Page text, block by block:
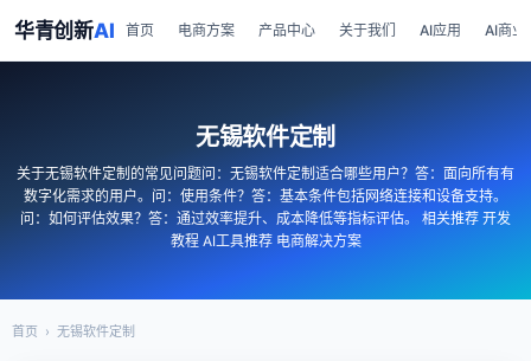
华青创新AI 首页 电商方案 产品中心 关于我们 AI应用 AI商业
无锡软件定制
关于无锡软件定制的常见问题问：无锡软件定制适合哪些用户？答：面向所有有
数字化需求的用户。问：使用条件？答：基本条件包括网络连接和设备支持。
问：如何评估效果？答：通过效率提升、成本降低等指标评估。 相关推荐 开发
教程 AI工具推荐 电商解决方案
首页 › 无锡软件定制